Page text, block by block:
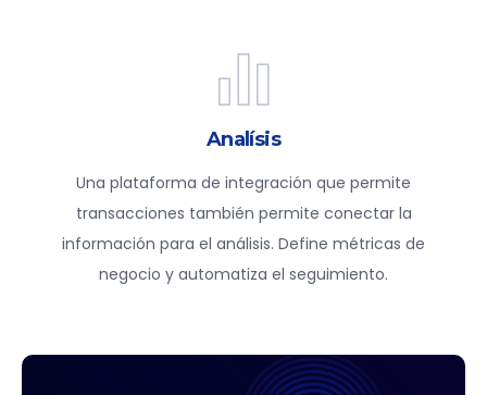
Analísis
Una plataforma de integración que permite
transacciones también permite conectar la
información para el análisis. Define métricas de
negocio y automatiza el seguimiento.